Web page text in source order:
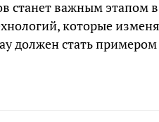
станет важным этапом в
которые
должен стать примером